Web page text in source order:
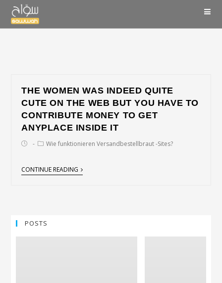
THE WOMEN WAS INDEED QUITE
CUTE ON THE WEB BUT YOU HAVE TO
CONTRIBUTE MONEY TO GET
ANYPLACE INSIDE IT
Wie funktionieren Versandbestellbraut -Sites?
CONTINUE READING
POSTS